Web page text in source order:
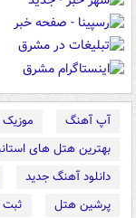
آپ آهنگ
بهترین هتل های
دانلود آهنگ جدید
پرشین هتل
ثبت